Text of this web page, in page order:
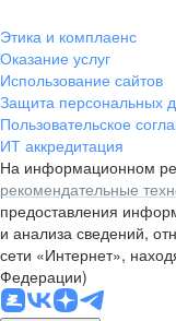
Этика и комплаенс
Оказание услуг
Использование сайтов
Защита персональных
Пользовательское
ИТ аккредитация
На информационном
рекомендательные
предоставления
и анализа сведений,
сети «Интернет»,
Федерации)